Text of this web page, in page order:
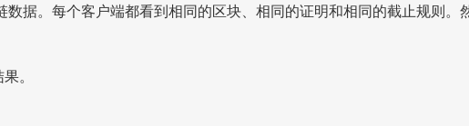
据。每个客户端都看到相同的区块、相同的证明和相同的截止规则。
。